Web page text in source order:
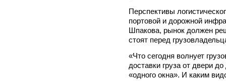
Перспективы
портовой и дорожной
Шпакова, рынок должен
стоят перед
«Что сегодня волнует
доставки груза от двери
«одного окна». И каким